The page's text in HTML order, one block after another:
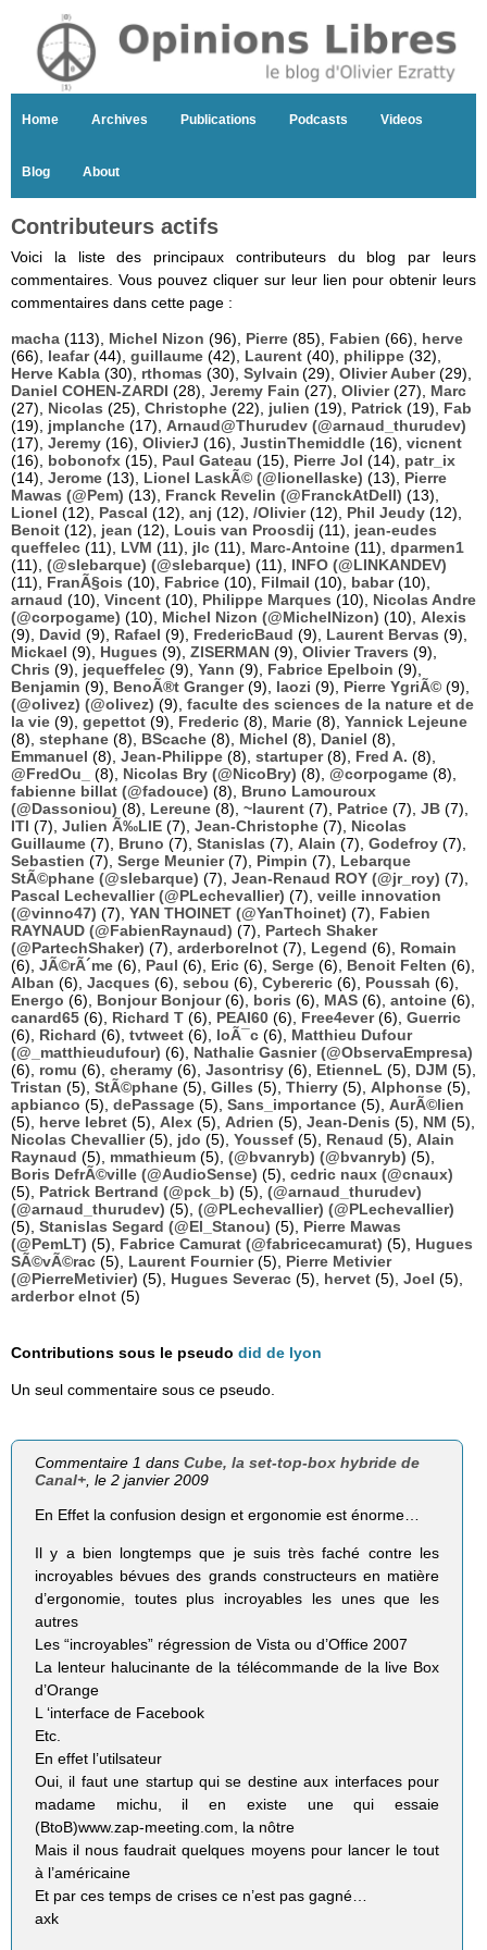
Home Archives Publications Podcasts Videos
Blog About
Contributeurs actifs
Voici la liste des principaux contributeurs du blog par leurs
commentaires. Vous pouvez cliquer sur leur lien pour obtenir leurs
commentaires dans cette page :
macha (113), Michel Nizon (96), Pierre (85), Fabien (66), herve
(66), leafar(44), guillaume (42), Laurent (40), philippe (32),
Herve Kabla (30), rthomas (30), Sylvain (29), Olivier Auber(29),
Daniel COHEN-ZARDI (28), Jeremy Fain (27), Olivier(27), Marc
(27), Nicolas (25), Christophe (22), julien (19), Patrick (19), Fab
(19), jmplanche (17), Arnaud@Thurudev (@arnaud_thurudev)
(17), Jeremy (16), OlivierJ (16), JustinThemiddle (16), vicnent
(16), bobonofx (15), Paul Gateau (15), Pierre Jol (14), patr_ix
(14), Jerome (13), Lionel LaskÃ© (@lionellaske) (13), Pierre
Mawas (@Pem) (13), Franck Revelin (@FranckAtDell) (13),
Lionel (12), Pascal (12), anj (12), /Olivier(12), Phil Jeudy (12),
Benoit (12), jean (12), Louis van Proosdij (11), jean-eudes
queffelec (11), LVM (11), jlc (11), Marc-Antoine (11), dparmen1
(11), (@slebarque) (@slebarque) (11), INFO (@LINKANDEV)
(11), FranÃ§ois (10), Fabrice (10), Filmail (10), babar(10),
arnaud (10), Vincent (10), Philippe Marques (10), Nicolas Andre
(@corpogame) (10), Michel Nizon (@MichelNizon) (10), Alexis
(9), David (9), Rafael (9), FredericBaud (9), Laurent Bervas (9),
Mickael (9), Hugues (9), ZISERMAN (9), Olivier Travers (9),
Chris (9), jequeffelec (9), Yann (9), Fabrice Epelboin (9),
Benjamin (9), BenoÃ®t Granger(9), laozi (9), Pierre YgriÃ© (9),
(@olivez) (@olivez) (9), faculte des sciences de la nature et de
la vie (9), gepettot (9), Frederic (8), Marie (8), Yannick Lejeune
(8), stephane (8), BScache (8), Michel (8), Daniel (8),
Emmanuel (8), Jean-Philippe (8), startuper(8), Fred A. (8),
@FredOu_
(8), Nicolas Bry (@NicoBry) (8), @corpogame (8),
fabienne billat (@fadouce) (8), Bruno Lamouroux
(@Dassoniou) (8), Lereune (8), ~laurent (7), Patrice (7), JB (7),
ITI (7), Julien Ã‰LIE (7), Jean-Christophe (7), Nicolas
Guillaume (7), Bruno (7), Stanislas (7), Alain (7), Godefroy (7),
Sebastien (7), Serge Meunier(7), Pimpin (7), Lebarque
StÃ©phane (@slebarque) (7), Jean-Renaud ROY (@jr_roy) (7),
Pascal Lechevallier (@PLechevallier) (7), veille innovation
(@vinno47) (7), YAN THOINET (@YanThoinet) (7), Fabien
RAYNAUD (@FabienRaynaud) (7), Partech Shaker
(@PartechShaker) (7), arderborelnot (7), Legend (6), Romain
(6), JÃ©rÃ´me (6), Paul (6), Eric (6), Serge (6), Benoit Felten (6),
Alban (6), Jacques (6), sebou (6), Cybereric (6), Poussah (6),
Energo (6), Bonjour Bonjour(6), boris (6), MAS (6), antoine (6),
canard65 (6), Richard T (6), PEAI60 (6), Free4ever(6), Guerric
(6), Richard (6), tvtweet (6), loÃ¯c (6), Matthieu Dufour
(@_matthieudufour) (6), Nathalie Gasnier (@ObservaEmpresa)
(6), romu (6), cheramy (6), Jasontrisy (6), EtienneL (5), DJM (5),
Tristan (5), StÃ©phane (5), Gilles (5), Thierry (5), Alphonse (5),
apbianco (5), dePassage (5), Sans_importance (5), AurÃ©lien
(5), herve lebret (5), Alex (5), Adrien (5), Jean-Denis (5), NM (5),
Nicolas Chevallier(5), jdo (5), Youssef (5), Renaud (5), Alain
Raynaud (5), mmathieum (5), (@bvanryb) (@bvanryb) (5),
Boris DefrÃ©ville (@AudioSense) (5), cedric naux (@cnaux)
(5), Patrick Bertrand (@pck_b) (5), (@arnaud_thurudev)
(@arnaud_thurudev) (5), (@PLechevallier) (@PLechevallier)
(5), Stanislas Segard (@El_Stanou) (5), Pierre Mawas
(@PemLT) (5), Fabrice Camurat (@fabricecamurat) (5), Hugues
SÃ©vÃ©rac (5), Laurent Fournier(5), Pierre Metivier
(@PierreMetivier) (5), Hugues Severac (5), hervet (5), Joel (5),
arderbor elnot (5)
Contributions sous le pseudo did de lyon
Un seul commentaire sous ce pseudo.
Commentaire 1 dansCube, la set-top-box hybride de
Canal+, le 2 janvier 2009
En Effet la confusion design et ergonomie est énorme…
Il y a bien longtemps que je suis très faché contre les
incroyables bévues des grands constructeurs en matière
d’ergonomie, toutes plus incroyables les unes que les
autres
Les “incroyables” régression de Vista ou d’Office 2007
La lenteur halucinante de la télécommande de la live Box
d’Orange
L ‘interface de Facebook
Etc.
En effet l’utilsateur
Oui, il faut une startup qui se destine aux interfaces pour
madame michu, il en existe une qui essaie
(BtoB)www.zap-meeting.com, la nôtre
Mais il nous faudrait quelques moyens pour lancer le tout
à l’américaine
Et par ces temps de crises ce n’est pas gagné…
axk